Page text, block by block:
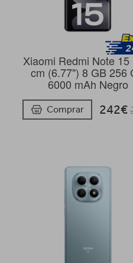
Xiaomi Redmi Note 15
cm (6.77") 8 GB 256
6000 mAh Negro
Comprar 242€